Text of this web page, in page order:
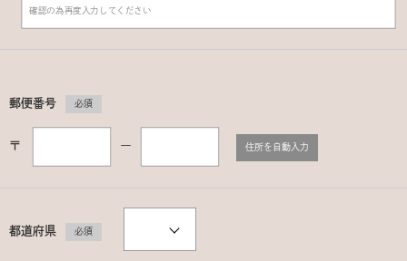
郵便番号 必須
〒 ー 住所を自動入力
都道府県 必須